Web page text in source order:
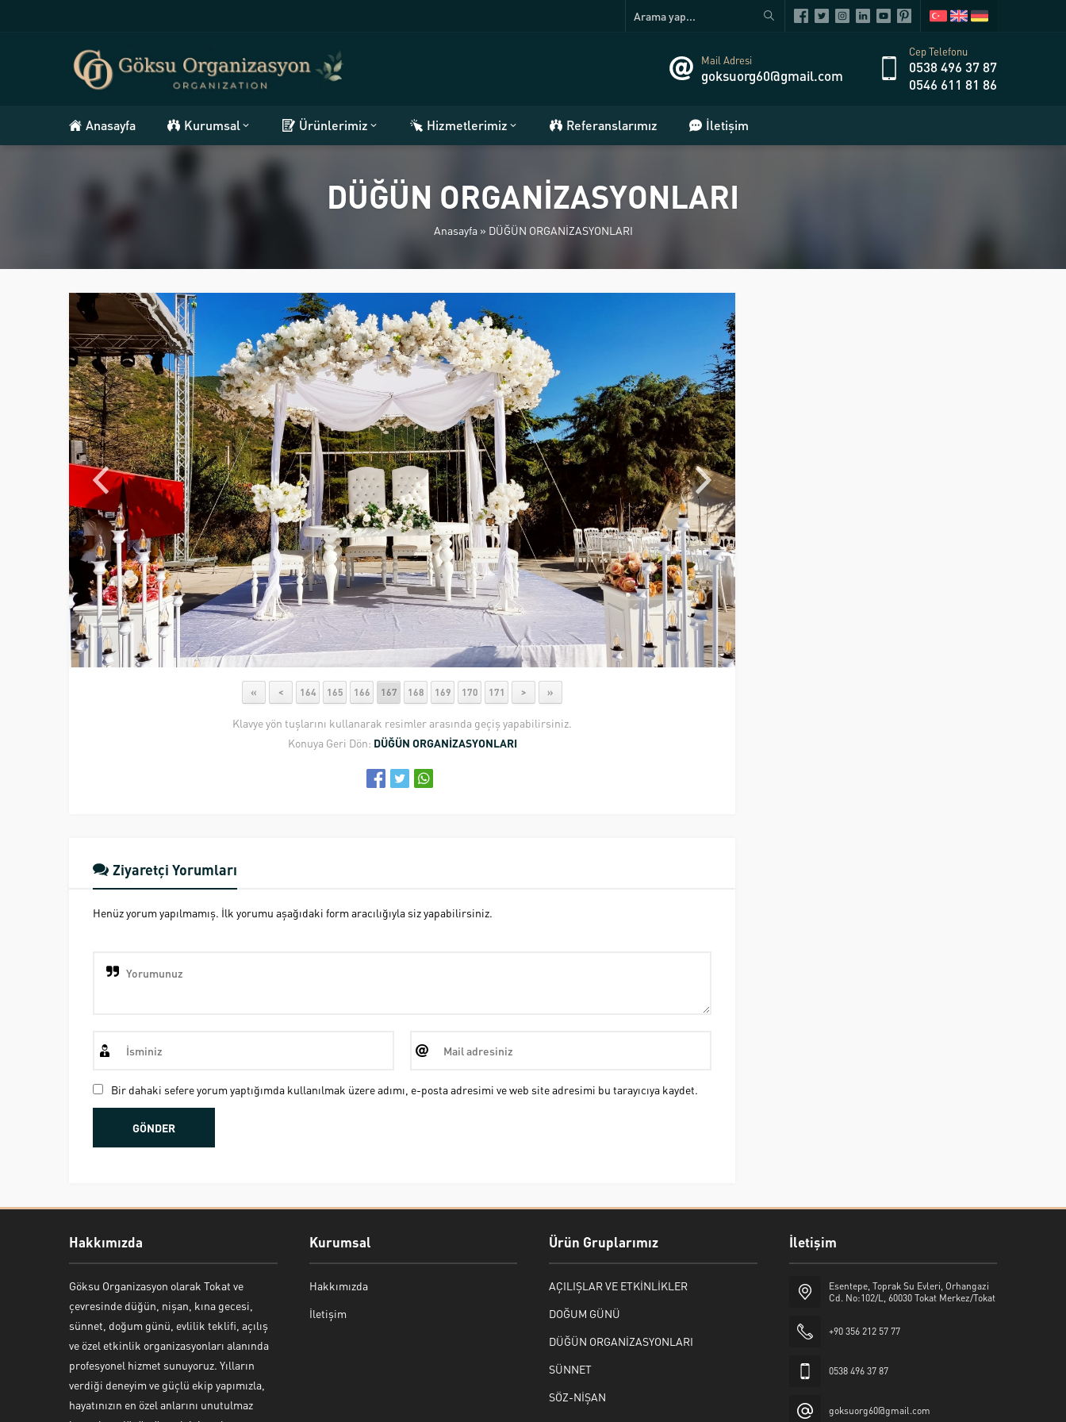
Mail Adresi
goksuorg60@gmail.com
Cep Telefonu
0538 496 37 87
0546 611 81 86
Anasayfa Kurumsal Ürünlerimiz Hizmetlerimiz Referanslarımız İletişim
DÜĞÜN ORGANİZASYONLARI
Anasayfa» DÜĞÜN ORGANİZASYONLARI
« < 164 165 166 167 168 169 170 171 > »
Klavye yön tuşlarını kullanarak resimler arasında geçiş yapabilirsiniz.
Konuya Geri Dön: DÜĞÜN ORGANİZASYONLARI
Ziyaretçi Yorumları
Henüz yorum yapılmamış. İlk yorumu aşağıdaki form aracılığıyla siz yapabilirsiniz.
Bir dahaki sefere yorum yaptığımda kullanılmak üzere adımı, e-posta adresimi ve web site adresimi bu tarayıcıya kaydet.
Hakkımızda
Göksu Organizasyon olarak Tokat ve
çevresinde düğün, nişan, kına gecesi,
sünnet, doğum günü, evlilik teklifi, açılış
ve özel etkinlik organizasyonları alanında
profesyonel hizmet sunuyoruz. Yılların
verdiği deneyim ve güçlü ekip yapımızla,
hayatınızın en özel anlarını unutulmaz
Kurumsal
Hakkımızda
İletişim
Ürün Gruplarımız
AÇILIŞLAR VE ETKİNLİKLER
DOĞUM GÜNÜ
DÜĞÜN ORGANİZASYONLARI
SÜNNET
SÖZ-NİŞAN
İletişim
Esentepe, Toprak Su Evleri, Orhangazi
Cd. No:102/L, 60030 Tokat Merkez/Tokat
+90 356 212 57 77
0538 496 37 87
goksuorg60@gmail.com
Bekir Kiper
Cevap Yaz